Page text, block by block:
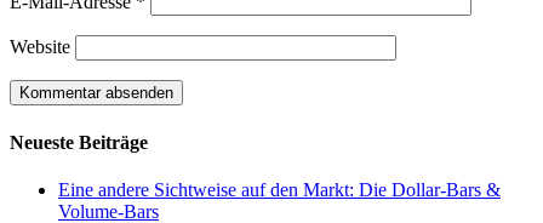
Website
Neueste Beiträge
Eine andere Sichtweise auf den Markt: Die Dollar-Bars &
Volume-Bars